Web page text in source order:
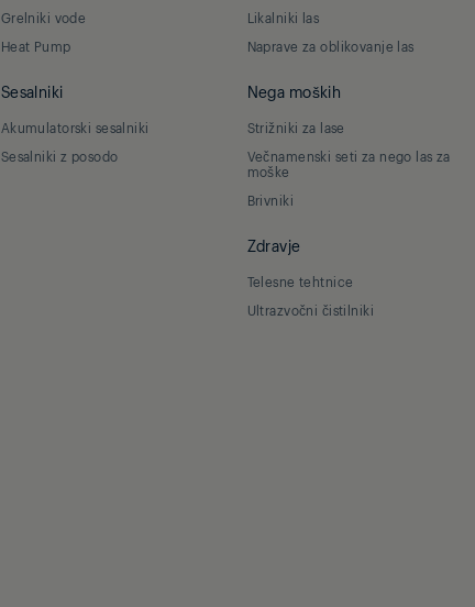
Grelniki vode
Heat Pump
Sesalniki
Akumulatorski sesalniki
Sesalniki z posodo
Likalniki las
Naprave za oblikovanje las
Nega moških
Strižniki za lase
Večnamenski seti za nego las za
moške
Brivniki
Zdravje
Telesne tehtnice
Ultrazvočni čistilniki